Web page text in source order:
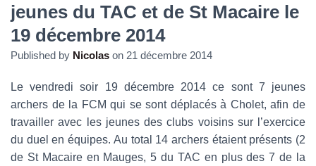
jeunes du TAC et de St Macaire le
19 décembre 2014
Published by Nicolas on 21 décembre 2014
Le vendredi soir 19 décembre 2014 ce sont 7 jeunes
archers de la FCM qui se sont déplacés à Cholet, afin de
travailler avec les jeunes des clubs voisins sur l’exercice
du duel en équipes. Au total 14 archers étaient présents (2
de St Macaire en Mauges, 5 du TAC en plus des 7 de la